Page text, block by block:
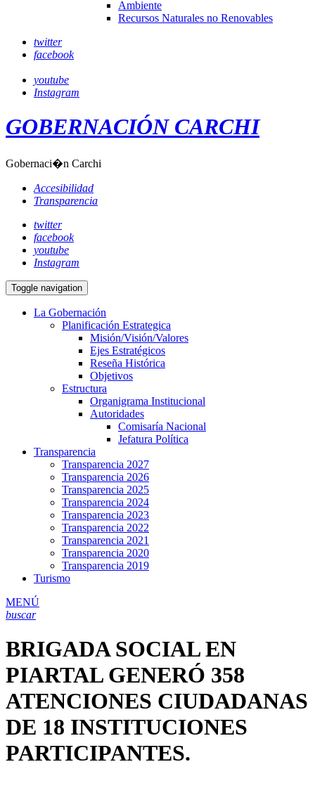
Ambiente
Recursos Naturales no Renovables
twitter
facebook
youtube
Instagram
GOBERNACIÓN CARCHI
Gobernaci�n Carchi
Accesibilidad
Transparencia
twitter
facebook
youtube
Instagram
Toggle navigation
La Gobernación
Planificación Estrategica
Misión/Visión/Valores
Ejes Estratégicos
Reseña Histórica
Objetivos
Estructura
Organigrama Institucional
Autoridades
Comisaría Nacional
Jefatura Política
Transparencia
Transparencia 2027
Transparencia 2026
Transparencia 2025
Transparencia 2024
Transparencia 2023
Transparencia 2022
Transparencia 2021
Transparencia 2020
Transparencia 2019
Turismo
MENÚ
buscar
BRIGADA SOCIAL EN
PIARTAL GENERÓ 358
ATENCIONES CIUDADANAS
DE 18 INSTITUCIONES
PARTICIPANTES.